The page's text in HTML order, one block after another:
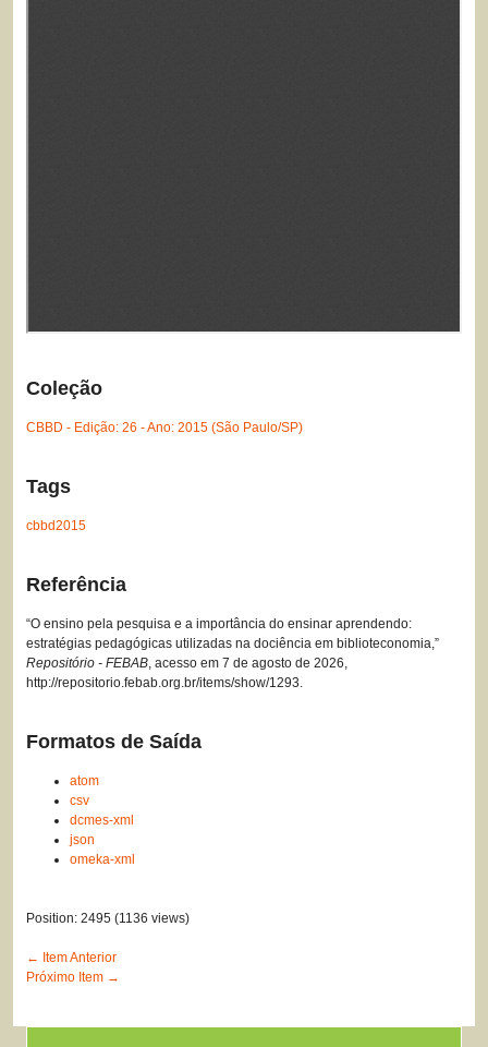
Coleção
CBBD - Edição: 26 - Ano: 2015 (São Paulo/SP)
Tags
cbbd2015
Referência
“O ensino pela pesquisa e a importância do ensinar aprendendo:
estratégias pedagógicas utilizadas na dociência em biblioteconomia,”
Repositório - FEBAB, acesso em 7 de agosto de 2026,
http://repositorio.febab.org.br/items/show/1293.
Formatos de Saída
atom
csv
dcmes-xml
json
omeka-xml
Position: 2495 (1136 views)
← Item Anterior
Próximo Item →